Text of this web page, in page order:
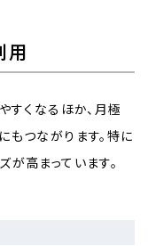
用
すくなるほか、月極
つながります。特に
高まっています。